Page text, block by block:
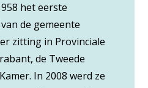
het eerste
de gemeente
zitting in Provinciale
de Tweede
In 2008 werd ze